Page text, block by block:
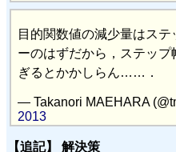
目的関数値の減少量はス
ーのはずだから，ステッ
ぎるとかかしらん……．
— Takanori MAEHARA
2013
【追記】 解決策